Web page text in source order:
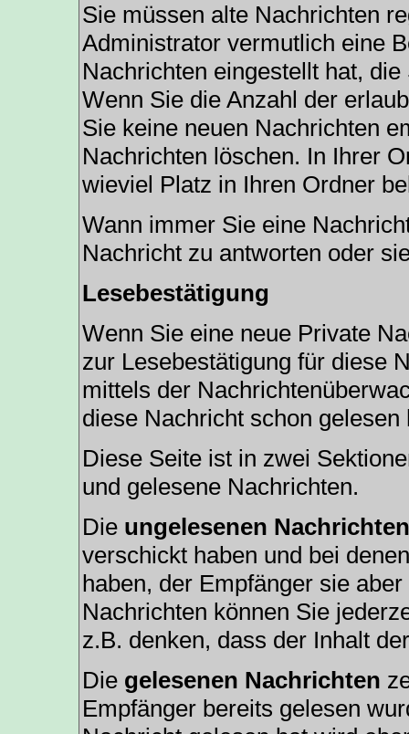
Sie müssen alte Nachrichten
Administrator vermutlich eine
Nachrichten eingestellt hat,
Wenn Sie die Anzahl der
Sie keine neuen Nachrichten
Nachrichten löschen. In Ihrer
wieviel Platz in Ihren Ordner
Wann immer Sie eine
Nachricht zu antworten oder
Lesebestätigung
Wenn Sie eine neue Private
zur Lesebestätigung für diese
mittels der
diese Nachricht schon gelesen
Diese Seite ist in zwei
und gelesene Nachrichten.
Die ungelesenen Nachrichten
verschickt haben und bei
haben, der Empfänger sie
Nachrichten können Sie
z.B. denken, dass der Inhalt
Die gelesenen Nachrichten
Empfänger bereits gelesen